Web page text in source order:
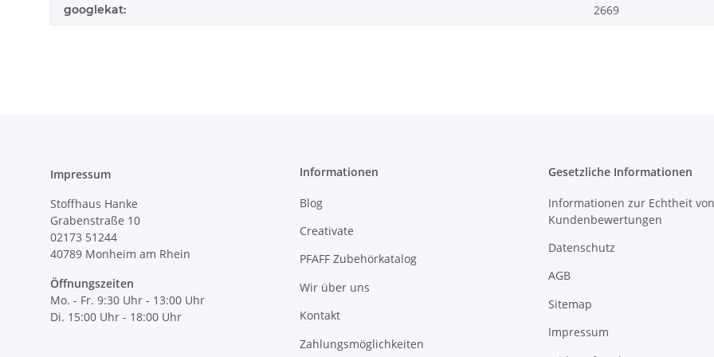
googlekat: 2669
Impressum
Stoffhaus Hanke
Grabenstraße 10
02173 51244
40789 Monheim am Rhein
Öffnungszeiten
Mo. - Fr. 9:30 Uhr - 13:00 Uhr
Di. 15:00 Uhr - 18:00 Uhr
Informationen
Blog
Creativate
PFAFF Zubehörkatalog
Wir über uns
Kontakt
Zahlungsmöglichkeiten
Gesetzliche Informationen
Informationen zur Echtheit von
Kundenbewertungen
Datenschutz
AGB
Sitemap
Impressum